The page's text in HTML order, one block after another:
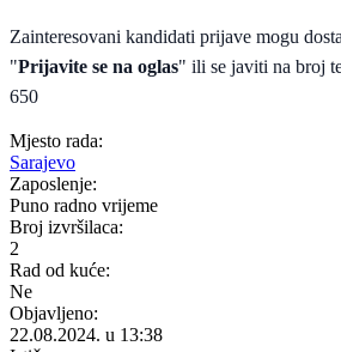
Zainteresovani kandidati prijave mogu
"Prijavite se na oglas" ili se javiti na broj
650
Mjesto rada:
Sarajevo
Zaposlenje:
Puno radno vrijeme
Broj izvršilaca:
2
Rad od kuće:
Ne
Objavljeno:
22.08.2024. u 13:38